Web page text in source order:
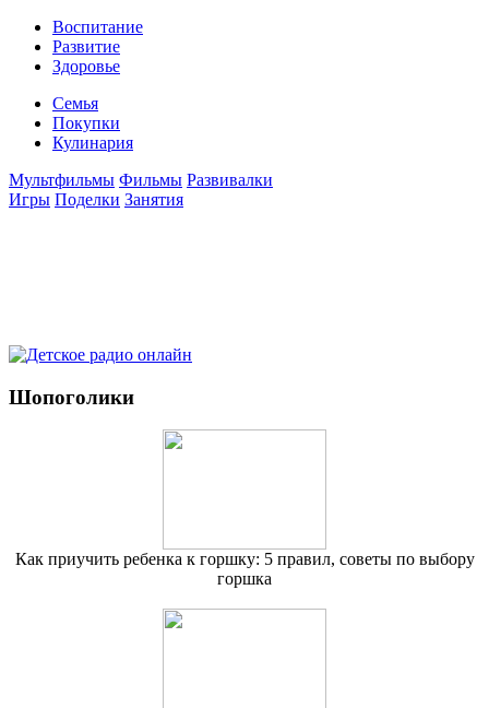
Воспитание
Развитие
Здоровье
Семья
Покупки
Кулинария
Мультфильмы Фильмы Развивалки
Игры Поделки Занятия
Шопоголики
Как приучить ребенка к горшку: 5 правил, советы по выбору
горшка